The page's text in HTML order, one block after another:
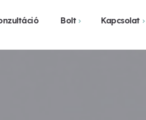
Bolt
Webshop
Kapcsolat